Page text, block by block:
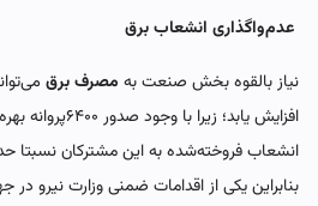
عدم‌واگذاری انشعاب برق
نیاز بالقوه بخش صنعت به مصرف برق
بنابراین یکی از اقدامات ضمنی وزارت نیرو